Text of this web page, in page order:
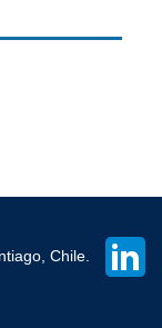
Chile.